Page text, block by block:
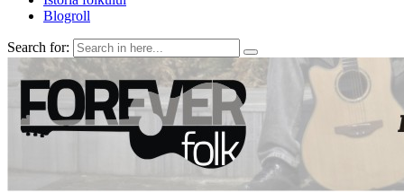
Blogroll
Search for:
ForeverFolk
Muzica sufletului tau